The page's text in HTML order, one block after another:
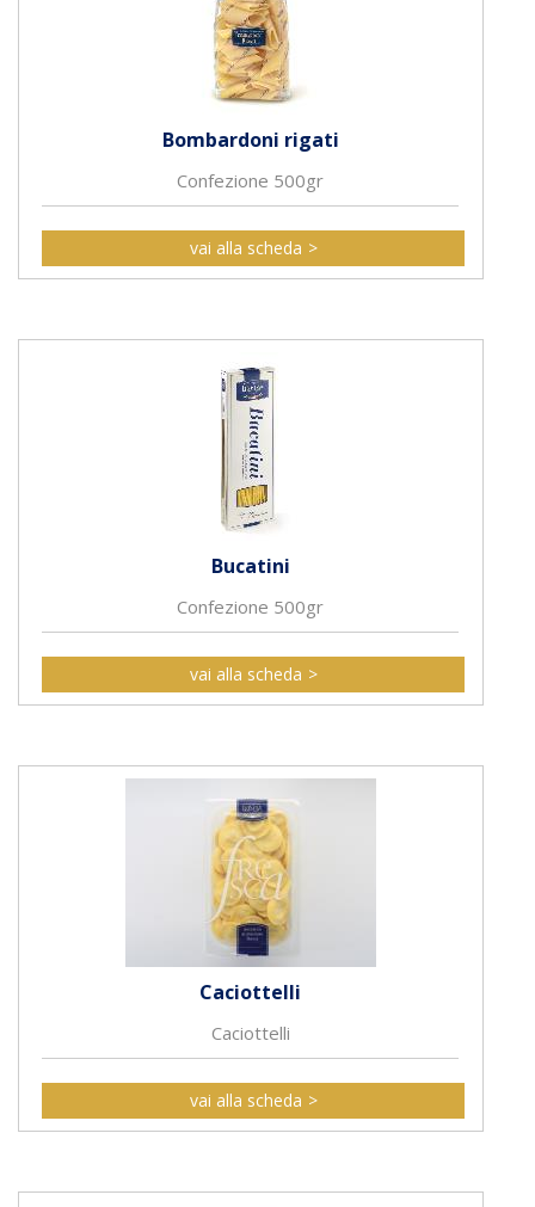
Bombardoni rigati
Confezione 500gr
vai alla scheda
Bucatini
Confezione 500gr
vai alla scheda
Caciottelli
Caciottelli
vai alla scheda